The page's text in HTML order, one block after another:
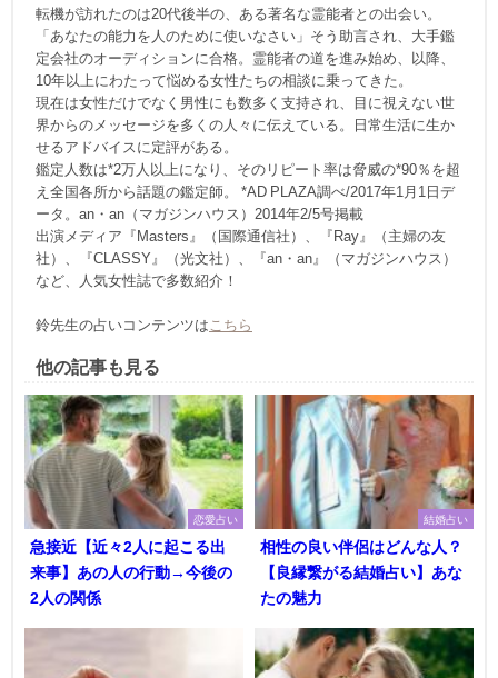
転機が訪れたのは20代後半の、ある著名な霊能者との出会い。
「あなたの能力を人のために使いなさい」そう助言され、大手鑑
定会社のオーディションに合格。霊能者の道を進み始め、以降、
10年以上にわたって悩める女性たちの相談に乗ってきた。
現在は女性だけでなく男性にも数多く支持され、目に視えない世
界からのメッセージを多くの人々に伝えている。日常生活に生か
せるアドバイスに定評がある。
鑑定人数は*2万人以上になり、そのリピート率は脅威の*90％を超
え全国各所から話題の鑑定師。 *AD PLAZA調べ/2017年1月1日デ
ータ。an・an（マガジンハウス）2014年2/5号掲載
出演メディア『Masters』（国際通信社）、『Ray』（主婦の友
社）、『CLASSY』（光文社）、『an・an』（マガジンハウス）
など、人気女性誌で多数紹介！
鈴先生の占いコンテンツは こちら
他の記事も見る
恋愛占い
急接近【近々2人に起こる出
来事】あの人の行動→今後の
2人の関係
結婚占い
相性の良い伴侶はどんな人？
【良縁繋がる結婚占い】あな
たの魅力